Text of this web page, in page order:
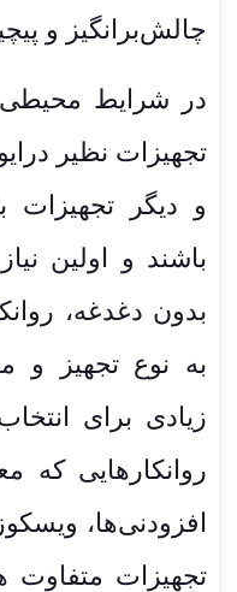
چالش‌برانگیز و
در شرایط محیطی
تجهیزات نظیر
و دیگر تجهیزات
باشند و اولین
بدون دغدغه،
به نوع تجهیز و
زیادی برای
روانکارهایی که
افزودنی‌ها،
تجهیزات متفاوت